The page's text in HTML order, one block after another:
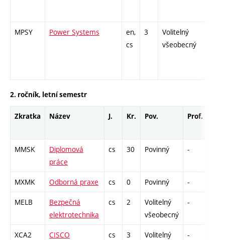
MPSY Power Systems
en,
cs
3
Volitelný
všeobecný
2. ročník, letní semestr
Zkratka Název J. Kr. Pov. Prof.
MMSK
Diplomová
práce
cs 30 Povinný -
MXMK Odborná praxe cs 0 Povinný -
MELB
Bezpečná
elektrotechnika
cs 2
Volitelný
všeobecný
-
XCA2
CISCO
cs 3
Volitelný
-